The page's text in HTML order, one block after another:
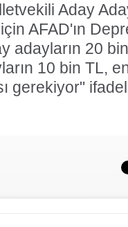
Aday
AFAD'ın
adayların 20
10 bin TL,
gerekiyor"